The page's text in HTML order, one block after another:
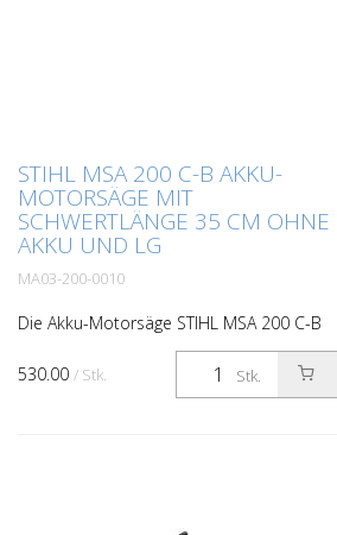
STIHL MSA 200 C-B AKKU-
MOTORSÄGE MIT
SCHWERTLÄNGE 35 CM OHNE
AKKU UND LG
MA03-200-0010
Die Akku-Motorsäge STIHL MSA 200 C-B
eignet sich für das Schneiden von dicken
Ästen oder zum Fällen kleinerer Bäume.
Sie ist für Profis konzipiert, die eine
Stk.
530.00 / Stk.